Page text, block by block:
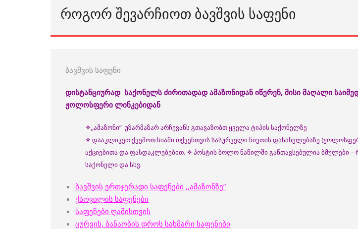
ᲠᲝᲒᲝᲠ ᲨᲔᲕᲐᲠᲩᲘᲝᲗ ᲑᲐᲕᲨᲕᲘᲡ ᲡᲐᲤᲔᲜᲘ
ბავშვის საფენი
დისტანციურად საქონელს ძირითადად ამაზონიდან იწერენ, მისი მაღალი
ჟოლოსფერი ლინკებიდან
✧,,ამაზონი” უზარმაზარ არჩევანს გთავაზობთ ყველა ტიპის საქონელზე
✧ დააკლიკეთ ქვემოთ სიაში თქვენთვის სასურველი ნივთის დასახელებაზე
აქციებითა და ფასდაკლებებით. ✧ პოსტის ბოლო ნაწილში განთავსებულია ბმულები
საქონელი და სხვ.
ბავშვის ერთჯერადი საფენები ,,ამაზონზე”
ქსოვილის საფენები
საფენები ღამისთვის
ცურვის, ბანაობის დროს სახმარი საფენები